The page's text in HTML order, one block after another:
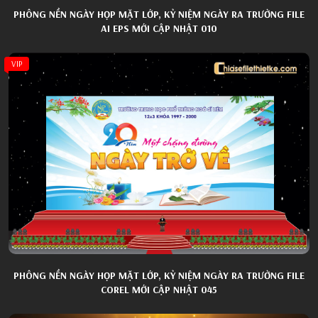
PHÔNG NỀN NGÀY HỌP MẶT LỚP, KỶ NIỆM NGÀY RA TRƯỜNG FILE
AI EPS MỚI CẬP NHẬT 010
VIP
PHÔNG NỀN NGÀY HỌP MẶT LỚP, KỶ NIỆM NGÀY RA TRƯỜNG FILE
COREL MỚI CẬP NHẬT 045